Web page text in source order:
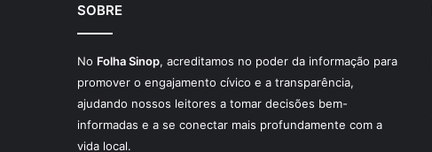
SOBRE
No Folha Sinop, acreditamos no poder da informação para
promover o engajamento cívico e a transparência,
ajudando nossos leitores a tomar decisões bem-
informadas e a se conectar mais profundamente com a
vida local.